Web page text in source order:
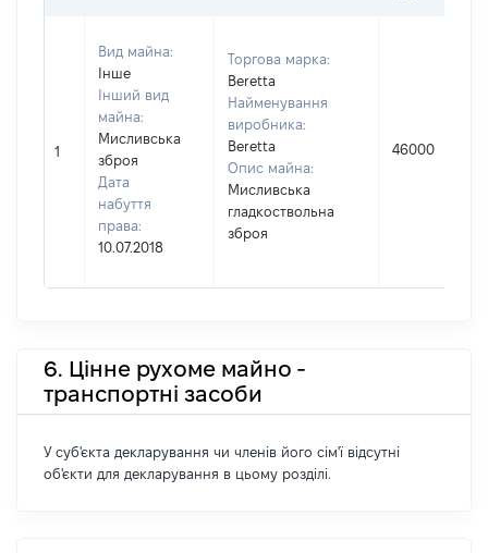
1
Вид майна:
Інше
Інший вид
майна:
Мисливська
зброя
Дата
набуття
права:
10.07.2018
Торгова марка:
Beretta
Найменування
виробника:
Beretta
Опис майна:
Мисливська
гладкоствольна
зброя
46000
6. Цінне рухоме майно -
транспортні засоби
У суб'єкта декларування чи членів його сім'ї відсутні
об'єкти для декларування в цьому розділі.